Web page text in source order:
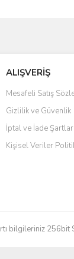
veya
bilgiler bulunuyor.
bulunuyor.
daha pahalı.
olmalı.
ALIŞVERİŞ
Mesafeli Satış
Gizlilik ve Güvenlik
İptal ve İade Şartları
Kişisel Veriler
bilgileriniz 256bit